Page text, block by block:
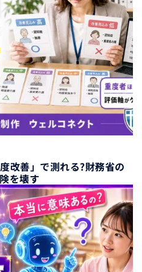
改善」で測れる?財務省の
を壊す